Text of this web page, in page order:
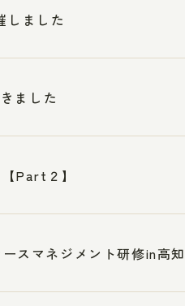
ました
ました
Part２】
スマネジメント研修in高